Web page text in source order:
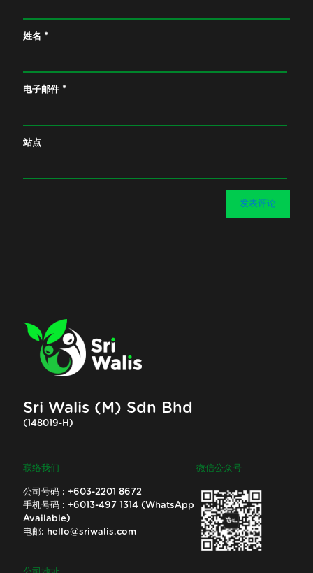
姓名 *
电子邮件 *
站点
Sri Walis (M) Sdn Bhd
(148019-H)
联络我们
公司号码 : +603-2201 8672
手机号码 : +6013-497 1314 (WhatsApp
Available)
电邮: hello@sriwalis.com
微信公众号